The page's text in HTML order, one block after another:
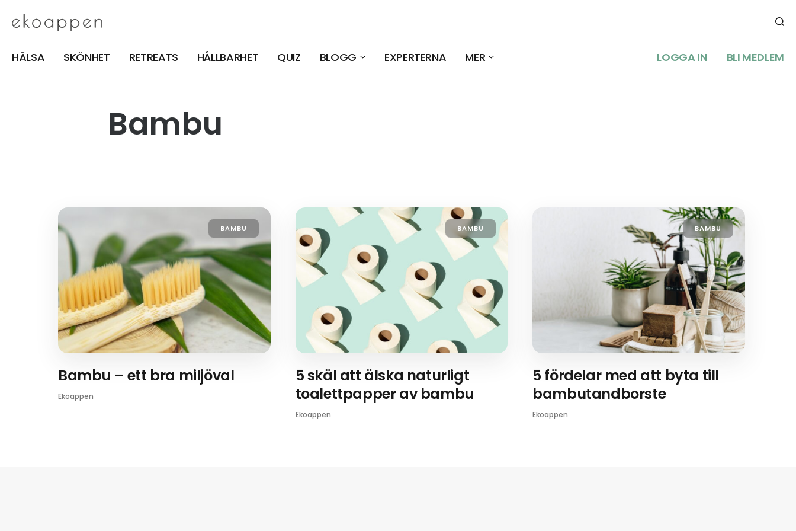
HÄLSA SKÖNHET RETREATS HÅLLBARHET QUIZ BLOGG EXPERTERNA MER LOGGA IN BLI MEDLEM
Bambu
BAMBU
Bambu – ett bra miljöval
Ekoappen
BAMBU
5 skäl att älska naturligt
toalettpapper av bambu
Ekoappen
BAMBU
5 fördelar med att byta till
bambutandborste
Ekoappen